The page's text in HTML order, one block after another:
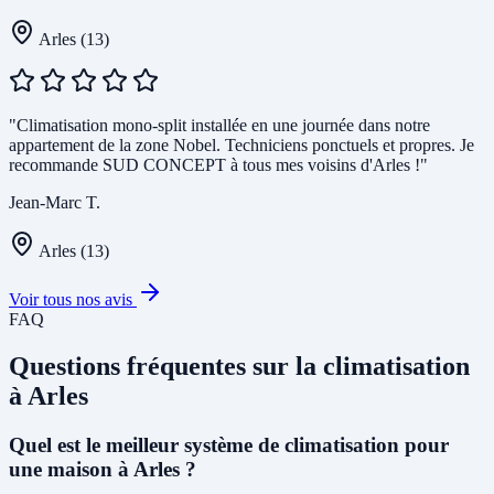
Arles (13)
"Climatisation mono-split installée en une journée dans notre
appartement de la zone Nobel. Techniciens ponctuels et propres. Je
recommande SUD CONCEPT à tous mes voisins d'Arles !"
Jean-Marc T.
Arles (13)
Voir tous nos avis
FAQ
Questions fréquentes sur la climatisation
à Arles
Quel est le meilleur système de climatisation pour
une maison à Arles ?